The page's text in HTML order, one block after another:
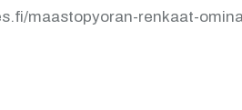
maastopyoran-renkaat-